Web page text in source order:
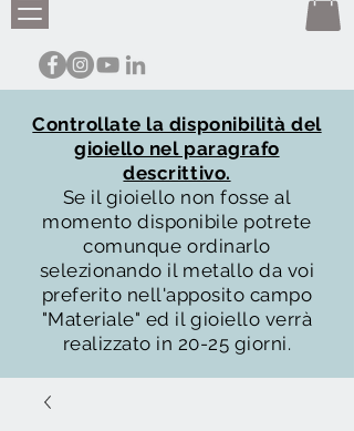
Controllate la disponibilità del
gioiello nel paragrafo
descrittivo.
Se il gioiello non fosse al
momento disponibile potrete
comunque ordinarlo
selezionando il metallo da voi
preferito nell'apposito campo
"Materiale" ed il gioiello verrà
realizzato in 20-25 giorni.